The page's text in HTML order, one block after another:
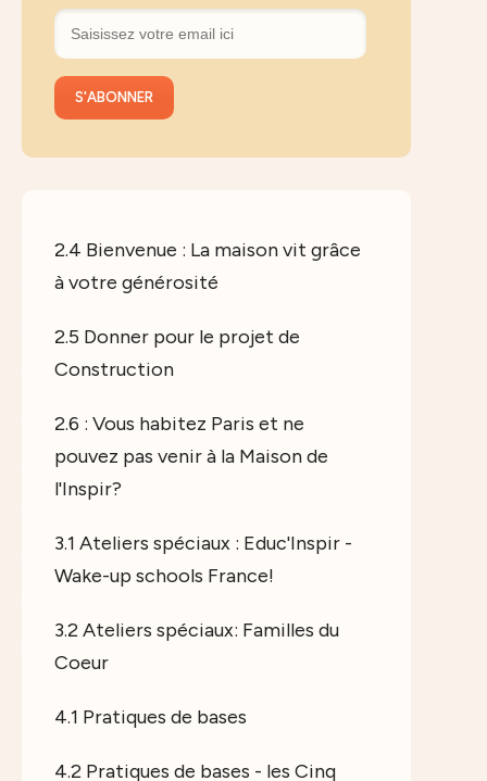
2.4 Bienvenue : La maison vit grâce
à votre générosité
2.5 Donner pour le projet de
Construction
2.6 : Vous habitez Paris et ne
pouvez pas venir à la Maison de
l'Inspir?
3.1 Ateliers spéciaux : Educ'Inspir -
Wake-up schools France!
3.2 Ateliers spéciaux: Familles du
Coeur
4.1 Pratiques de bases
4.2 Pratiques de bases - les Cinq